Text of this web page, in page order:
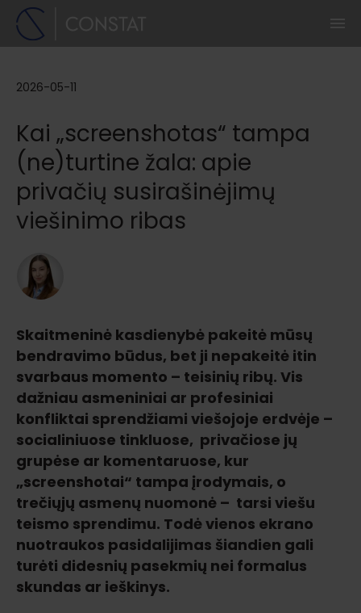
2026-05-11
Kai „screenshotas“ tampa
(ne)turtine žala: apie
privačių susirašinėjimų
viešinimo ribas
Skaitmeninė kasdienybė pakeitė mūsų
bendravimo būdus, bet ji nepakeitė itin
svarbaus momento – teisinių ribų. Vis
dažniau asmeniniai ar profesiniai
konfliktai sprendžiami viešojoje erdvėje –
socialiniuose tinkluose, privačiose jų
grupėse ar komentaruose, kur
„screenshotai“ tampa įrodymais, o
trečiųjų asmenų nuomonė – tarsi viešu
teismo sprendimu. Todė vienos ekrano
nuotraukos pasidalijimas šiandien gali
turėti didesnių pasekmių nei formalus
skundas ar ieškinys.